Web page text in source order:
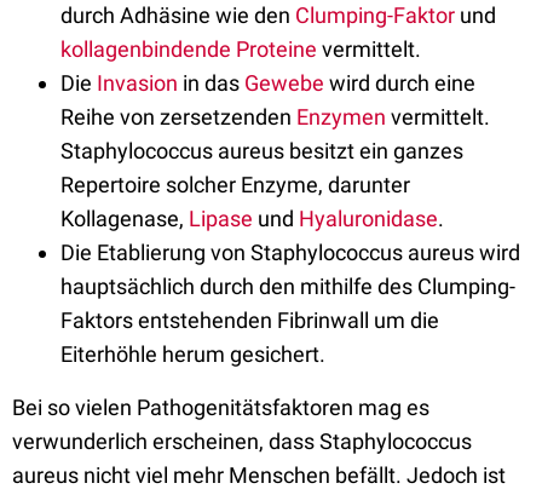
durch Adhäsine wie den Clumping-Faktor und
kollagenbindende Proteine vermittelt.
Die Invasion in das Gewebe wird durch eine
Reihe von zersetzenden Enzymen vermittelt.
Staphylococcus aureus besitzt ein ganzes
Repertoire solcher Enzyme, darunter
Kollagenase, Lipase und Hyaluronidase.
Die Etablierung von Staphylococcus aureus wird
hauptsächlich durch den mithilfe des Clumping-
Faktors entstehenden Fibrinwall um die
Eiterhöhle herum gesichert.
Bei so vielen Pathogenitätsfaktoren mag es
verwunderlich erscheinen, dass Staphylococcus
aureus nicht viel mehr Menschen befällt. Jedoch ist